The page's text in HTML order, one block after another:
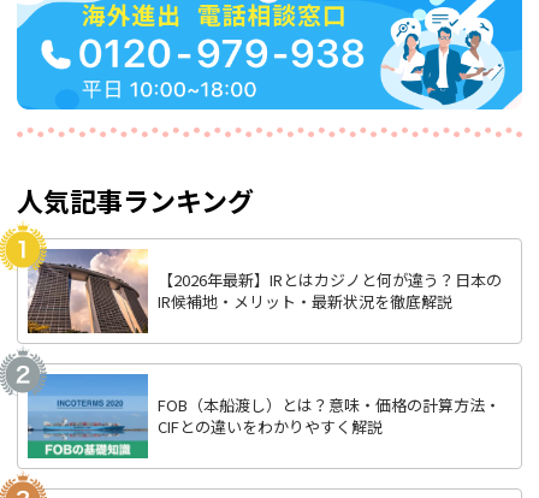
人気記事ランキング
【2026年最新】IRとはカジノと何が違う？日本の
IR候補地・メリット・最新状況を徹底解説
FOB（本船渡し）とは？意味・価格の計算方法・
CIFとの違いをわかりやすく解説